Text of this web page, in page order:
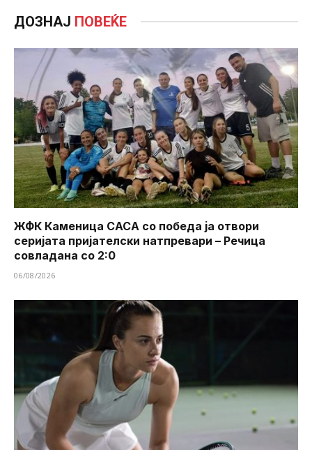
ДОЗНАЈ ПОВЕЌЕ
ЖФК Каменица САСА со победа ја отвори
серијата пријателски натпревари – Речица
совладана со 2:0
06/08/2026